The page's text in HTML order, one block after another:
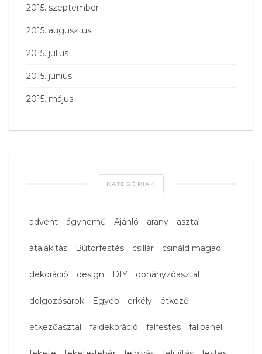
2015. szeptember
2015. augusztus
2015. július
2015. június
2015. május
KATEGÓRIÁK
advent ágynemű Ajánló arany asztal
átalakítás Bútorfestés csillár csináld magad
dekoráció design DIY dohányzóasztal
dolgozósarok Egyéb erkély étkező
étkezőasztal faldekoráció falfestés falipanel